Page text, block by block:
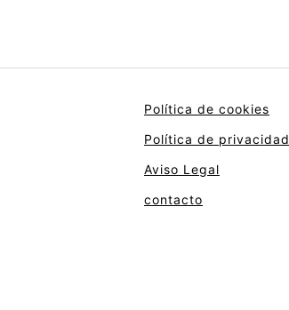
Política de cookies
Política de privacidad
Aviso Legal
contacto